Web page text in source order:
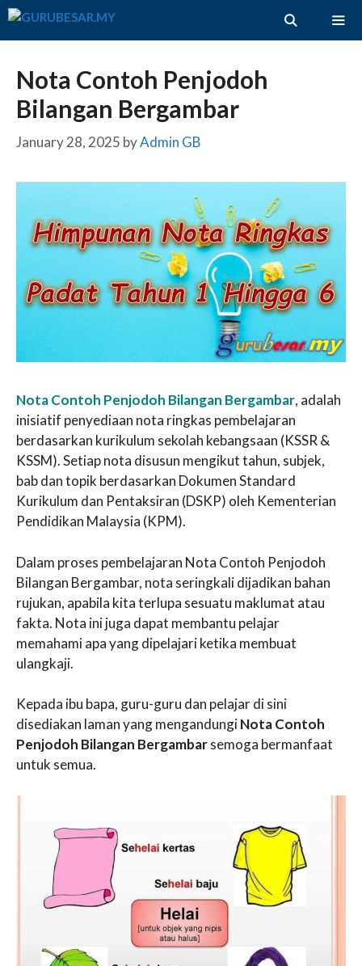
Skip
Nota Contoh Penjodoh
Bilangan Bergambar
January 28, 2025 byAdmin GB
Nota Contoh Penjodoh Bilangan Bergambar, adalah
inisiatif penyediaan nota ringkas pembelajaran
berdasarkan kurikulum sekolah kebangsaan (KSSR &
KSSM). Setiap nota disusun mengikut tahun, subjek,
bab dan topik berdasarkan Dokumen Standard
Kurikulum dan Pentaksiran (DSKP) oleh Kementerian
Pendidikan Malaysia (KPM).
Dalam proses pembelajaran Nota Contoh Penjodoh
Bilangan Bergambar, nota seringkali dijadikan bahan
rujukan, apabila kita terlupa sesuatu maklumat atau
fakta. Nota ini juga dapat membantu pelajar
memahami apa yang dipelajari ketika membuat
ulangkaji.
Kepada ibu bapa, guru-guru dan pelajar di sini
disediakan laman yang mengandungiNota Contoh
Penjodoh Bilangan Bergambarsemoga bermanfaat
untuk semua.